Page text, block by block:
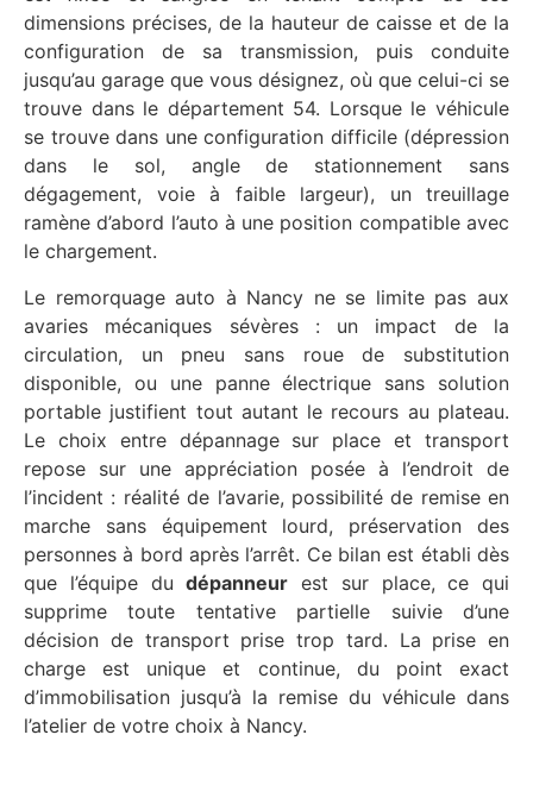
dimensions précises, de la hauteur de caisse et de la
configuration de sa transmission, puis conduite
jusqu’au garage que vous désignez, où que celui-ci se
trouve dans le département 54. Lorsque le véhicule
se trouve dans une configuration difficile (dépression
dans le sol, angle de stationnement sans
dégagement, voie à faible largeur), un treuillage
ramène d’abord l’auto à une position compatible avec
le chargement.
Le remorquage auto à Nancy ne se limite pas aux
avaries mécaniques sévères : un impact de la
circulation, un pneu sans roue de substitution
disponible, ou une panne électrique sans solution
portable justifient tout autant le recours au plateau.
Le choix entre dépannage sur place et transport
repose sur une appréciation posée à l’endroit de
l’incident : réalité de l’avarie, possibilité de remise en
marche sans équipement lourd, préservation des
personnes à bord après l’arrêt. Ce bilan est établi dès
que l’équipe dudépanneur est sur place, ce qui
supprime toute tentative partielle suivie d’une
décision de transport prise trop tard. La prise en
charge est unique et continue, du point exact
d’immobilisation jusqu’à la remise du véhicule dans
l’atelier de votre choix à Nancy.